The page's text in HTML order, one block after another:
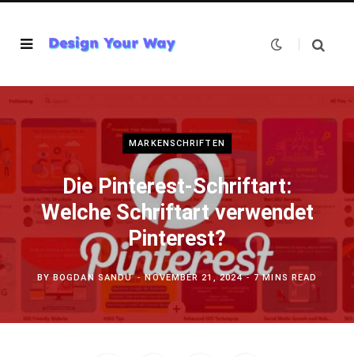
MARKENSCHRIFTEN
Die Pinterest-Schriftart:
Welche Schriftart verwendet
Pinterest?
BYBOGDAN SANDU NOVEMBER 21, 2024 7 MINS READ